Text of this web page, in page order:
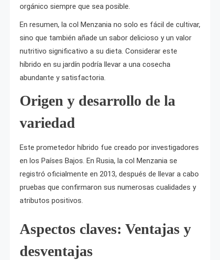
orgánico siempre que sea posible.
En resumen, la col Menzania no solo es fácil de cultivar,
sino que también añade un sabor delicioso y un valor
nutritivo significativo a su dieta. Considerar este
híbrido en su jardín podría llevar a una cosecha
abundante y satisfactoria.
Origen y desarrollo de la
variedad
Este prometedor híbrido fue creado por investigadores
en los Países Bajos. En Rusia, la col Menzania se
registró oficialmente en 2013, después de llevar a cabo
pruebas que confirmaron sus numerosas cualidades y
atributos positivos.
Aspectos claves: Ventajas y
desventajas